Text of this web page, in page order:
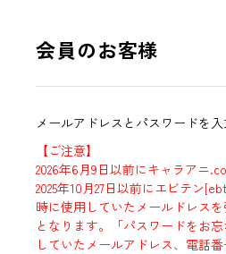
会員のお客様
メールアドレスとパスワードを
【ご注意】
2026年6月9日以前にキャラアニ
2025年10月27日以前にエビテン
時に使用していたメールドレス
となります。「パスワードをお
していたメールアドレス、電話